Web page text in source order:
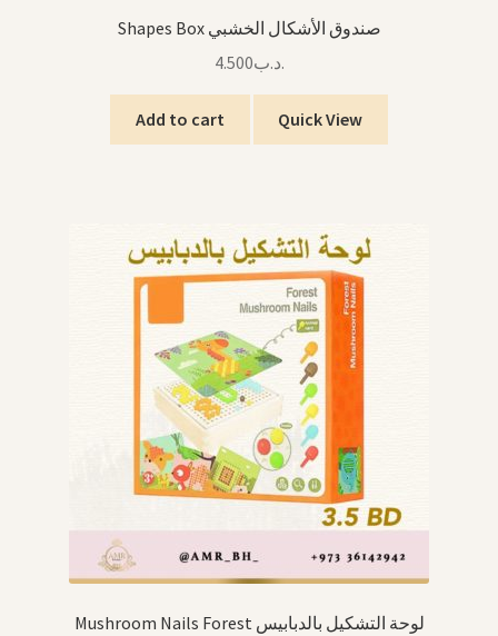
Shapes Box صندوق الأشكال الخشبي
.د.ب4.500
Add to cart Quick View
Mushroom Nails Forest لوحة التشكيل بالدبابيس